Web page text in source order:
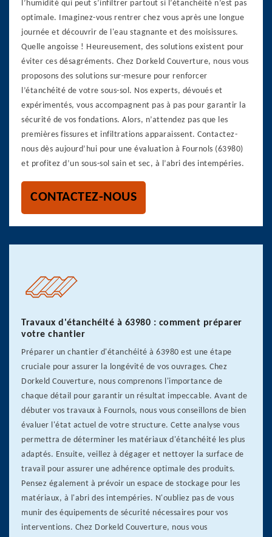
l’humidité qui peut s’infiltrer partout si l’étanchéité n’est pas
optimale. Imaginez-vous rentrer chez vous après une longue
journée et découvrir de l'eau stagnante et des moisissures.
Quelle angoisse ! Heureusement, des solutions existent pour
éviter ces désagréments. Chez Dorkeld Couverture, nous vous
proposons des solutions sur-mesure pour renforcer
l’étanchéité de votre sous-sol. Nos experts, dévoués et
expérimentés, vous accompagnent pas à pas pour garantir la
sécurité de vos fondations. Alors, n’attendez pas que les
premières fissures et infiltrations apparaissent. Contactez-
nous dès aujourd’hui pour une évaluation à Fournols (63980)
et profitez d’un sous-sol sain et sec, à l’abri des intempéries.
CONTACTEZ-NOUS
Travaux d'étanchéité à 63980 : comment préparer
votre chantier
Préparer un chantier d'étanchéité à 63980 est une étape
cruciale pour assurer la longévité de vos ouvrages. Chez
Dorkeld Couverture, nous comprenons l'importance de
chaque détail pour garantir un résultat impeccable. Avant de
débuter vos travaux à Fournols, nous vous conseillons de bien
évaluer l'état actuel de votre structure. Cette analyse vous
permettra de déterminer les matériaux d'étanchéité les plus
adaptés. Ensuite, veillez à dégager et nettoyer la surface de
travail pour assurer une adhérence optimale des produits.
Pensez également à prévoir un espace de stockage pour les
matériaux, à l'abri des intempéries. N'oubliez pas de vous
munir des équipements de sécurité nécessaires pour vos
interventions. Chez Dorkeld Couverture, nous vous